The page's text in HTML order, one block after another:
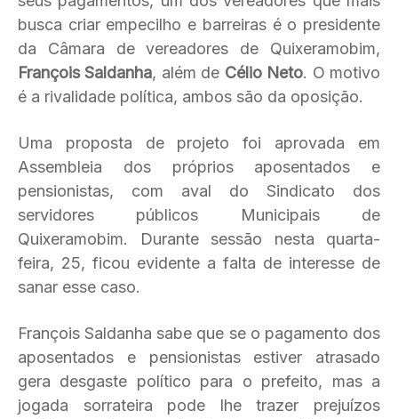
busca criar empecilho e barreiras é o presidente
da Câmara de vereadores de Quixeramobim,
François Saldanha, além de Célio Neto. O motivo
é a rivalidade política, ambos são da oposição.
Uma proposta de projeto foi aprovada em
Assembleia dos próprios aposentados e
pensionistas, com aval do Sindicato dos
servidores públicos Municipais de
Quixeramobim. Durante sessão nesta quarta-
feira, 25, ficou evidente a falta de interesse de
sanar esse caso.
François Saldanha sabe que se o pagamento dos
aposentados e pensionistas estiver atrasado
gera desgaste político para o prefeito, mas a
jogada sorrateira pode lhe trazer prejuízos